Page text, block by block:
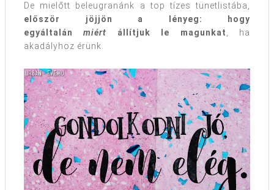
De mielőtt beleugranánk a top tízes tünetlistába,
először jöjjön a lényeg: hogy
egyáltalánmiért állítjuk le magunkat
, ha
akadályhoz érünk.